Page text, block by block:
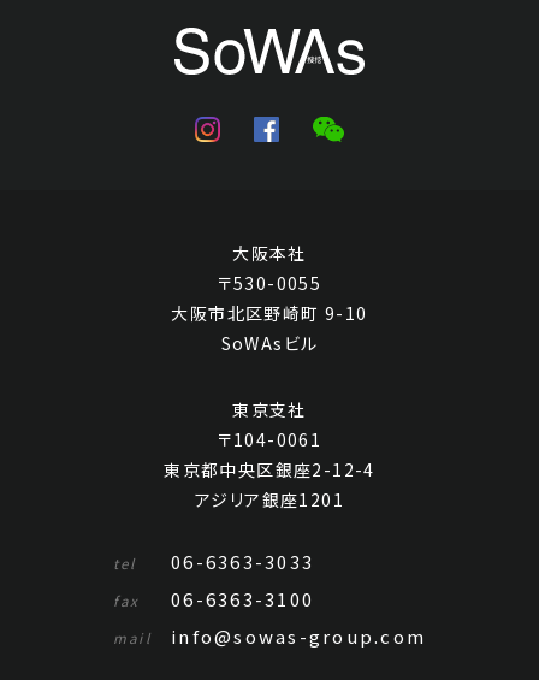
大阪本社
〒530-0055
大阪市北区野崎町 9-10
SoWAsビル
東京支社
〒104-0061
東京都中央区銀座2-12-4
アジリア銀座1201
tel 06-6363-3033
fax 06-6363-3100
mail info@sowas-group.com